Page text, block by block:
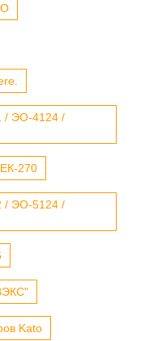
/ ЭО-4124 /
ЕК-270
/ ЭО-5124 /
Kato